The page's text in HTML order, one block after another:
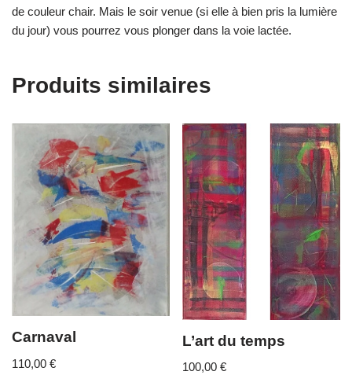
de couleur chair. Mais le soir venue (si elle à bien pris la lumière
du jour) vous pourrez vous plonger dans la voie lactée.
Produits similaires
Carnaval
110,00 €
L’art du temps
100,00€